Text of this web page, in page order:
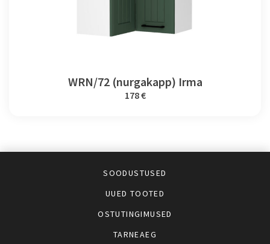
WRN/72 (nurgakapp) Irma
178 €
SOODUSTUSED
UUED TOOTED
OSTUTINGIMUSED
TARNEAEG